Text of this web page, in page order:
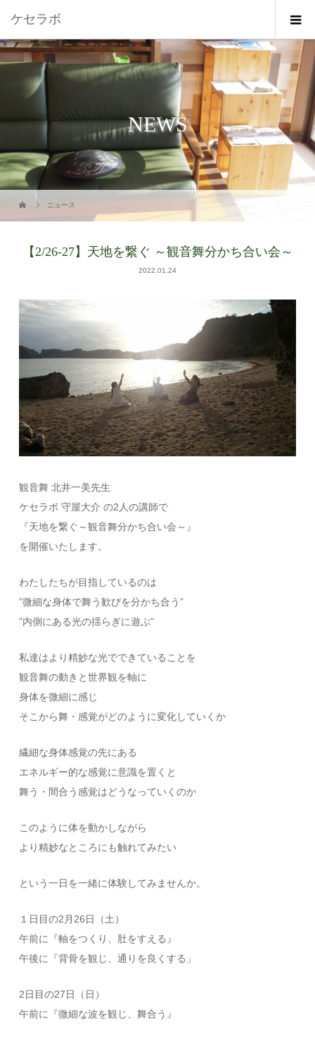
ケセラボ
NEWS
ニュース
【2/26-27】天地を繋ぐ ～観音舞分かち合い会～
2022.01.24
観音舞 北井一美先生
ケセラボ 守屋大介 の2人の講師で
『天地を繋ぐ～観音舞分かち合い会～』
を開催いたします。
わたしたちが目指しているのは
”微細な身体で舞う歓びを分かち合う”
”内側にある光の揺らぎに遊ぶ”
私達はより精妙な光でできていることを
観音舞の動きと世界観を軸に
身体を微細に感じ
そこから舞・感覚がどのように変化していくか
繊細な身体感覚の先にある
エネルギー的な感覚に意識を置くと
舞う・間合う感覚はどうなっていくのか
このように体を動かしながら
より精妙なところにも触れてみたい
という一日を一緒に体験してみませんか。
１日目の2月26日（土）
午前に『軸をつくり、肚をすえる』
午後に『背骨を観じ、通りを良くする」
2日目の27日（日）
午前に『微細な波を観じ、舞合う』